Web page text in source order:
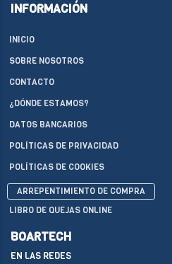
INFORMACIÓN
INICIO
SOBRE NOSOTROS
CONTACTO
¿DÓNDE ESTAMOS?
DATOS BANCARIOS
POLÍTICAS DE PRIVACIDAD
POLÍTICAS DE COOKIES
ARREPENTIMIENTO DE COMPRA
LIBRO DE QUEJAS ONLINE
BOARTECH
EN LAS REDES